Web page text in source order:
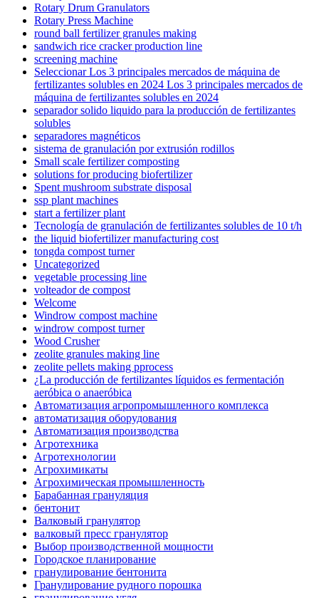
Rotary Drum Granulators
Rotary Press Machine
round ball fertilizer granules making
sandwich rice cracker production line
screening machine
Seleccionar Los 3 principales mercados de máquina de
fertilizantes solubles en 2024 Los 3 principales mercados de
máquina de fertilizantes solubles en 2024
separador solido liquido para la producción de fertilizantes
solubles
separadores magnéticos
sistema de granulación por extrusión rodillos
Small scale fertilizer composting
solutions for producing biofertilizer
Spent mushroom substrate disposal
ssp plant machines
start a fertilizer plant
Tecnología de granulación de fertilizantes solubles de 10 t/h
the liquid biofertilizer manufacturing cost
tongda compost turner
Uncategorized
vegetable processing line
volteador de compost
Welcome
Windrow compost machine
windrow compost turner
Wood Crusher
zeolite granules making line
zeolite pellets making pprocess
¿La producción de fertilizantes líquidos es fermentación
aeróbica o anaeróbica
Автоматизация агропромышленного комплекса
автоматизация оборудования
Автоматизация производства
Агротехника
Агротехнологии
Агрохимикаты
Агрохимическая промышленность
Барабанная грануляция
бентонит
Валковый гранулятор
валковый пресс гранулятор
Выбор производственной мощности
Городское планирование
гранулирование бентонита
Гранулирование рудного порошка